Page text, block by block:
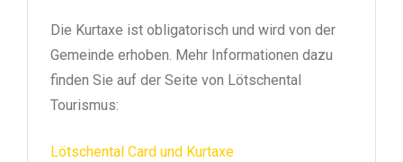
Die Kurtaxe ist obligatorisch und wird von der
Gemeinde erhoben. Mehr Informationen dazu
finden Sie auf der Seite von Lötschental
Tourismus:
Lötschental Card und Kurtaxe